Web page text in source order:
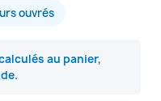
ouvrés
au panier,